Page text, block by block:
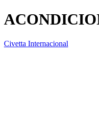
Civetta Internacional